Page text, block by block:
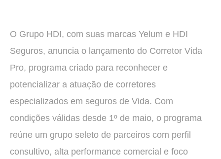
O Grupo HDI, com suas marcas Yelum e HDI
Seguros, anuncia o lançamento do Corretor Vida
Pro, programa criado para reconhecer e
potencializar a atuação de corretores
especializados em seguros de Vida. Com
condições válidas desde 1º de maio, o programa
reúne um grupo seleto de parceiros com perfil
consultivo, alta performance comercial e foco